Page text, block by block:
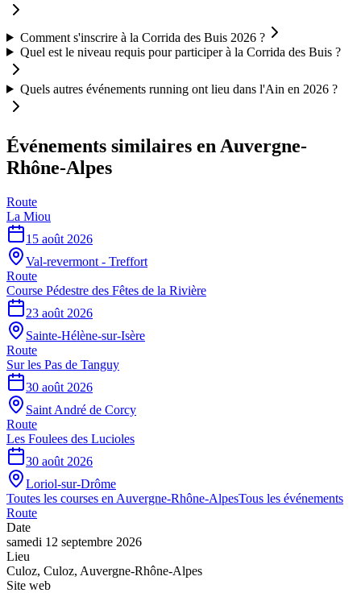
Comment s'inscrire à la Corrida des Buis 2026 ?
Quel est le niveau requis pour participer à la Corrida des Buis ?
Quels autres événements running ont lieu dans l'Ain en 2026 ?
Événements similaires en Auvergne-
Rhône-Alpes
Route
La Miou
15 août 2026
Val-revermont - Treffort
Route
Course Pédestre des Fêtes de la Rivière
23 août 2026
Sainte-Hélène-sur-Isère
Route
Sur les Pas de Tanguy
30 août 2026
Saint André de Corcy
Route
Les Foulees des Lucioles
30 août 2026
Loriol-sur-Drôme
Toutes les courses en Auvergne-Rhône-AlpesTous les événements
Route
Date
samedi 12 septembre 2026
Lieu
Culoz, Culoz, Auvergne-Rhône-Alpes
Site web